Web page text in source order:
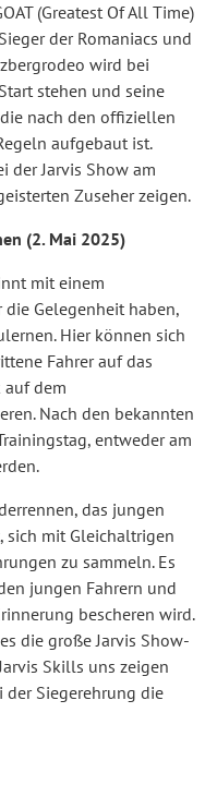
(Greatest Of All Time)
der Romaniacs und
wird bei
stehen und seine
nach den offiziellen
aufgebaut ist.
der Jarvis Show am
Zuseher zeigen.
(2. Mai 2025)
mit einem
Gelegenheit haben,
Hier können sich
Fahrer auf das
auf dem
Nach den bekannten
entweder am
das jungen
sich mit Gleichaltrigen
zu sammeln. Es
jungen Fahrern und
bescheren wird.
die große Jarvis Show-
Skills uns zeigen
der Siegerehrung die